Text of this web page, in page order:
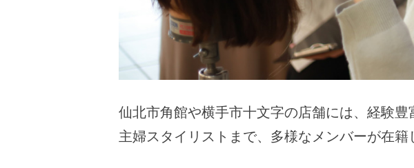
仙北市角館や横手市十文字の店舗には、経験
主婦スタイリストまで、多様なメンバーが在籍